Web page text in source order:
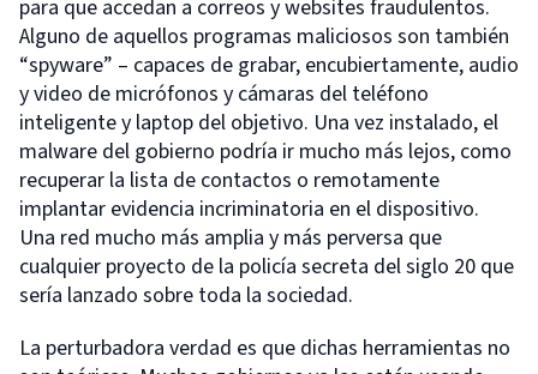
para que accedan a correos y websites fraudulentos.
Alguno de aquellos programas maliciosos son también
“spyware” – capaces de grabar, encubiertamente, audio
y video de micrófonos y cámaras del teléfono
inteligente y laptop del objetivo. Una vez instalado, el
malware del gobierno podría ir mucho más lejos, como
recuperar la lista de contactos o remotamente
implantar evidencia incriminatoria en el dispositivo.
Una red mucho más amplia y más perversa que
cualquier proyecto de la policía secreta del siglo 20 que
sería lanzado sobre toda la sociedad.
La perturbadora verdad es que dichas herramientas no